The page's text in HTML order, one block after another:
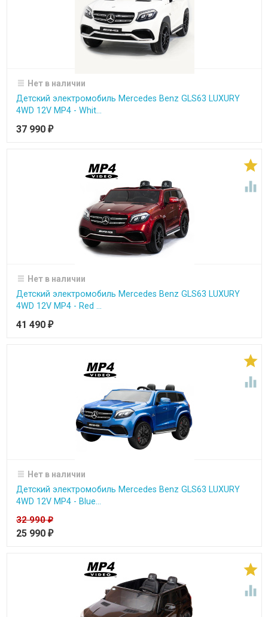
Нет в наличии
Детский электромобиль Mercedes Benz GLS63 LUXURY
4WD 12V MP4 - Whit...
37 990 ₽


Нет в наличии
Детский электромобиль Mercedes Benz GLS63 LUXURY
4WD 12V MP4 - Red ...
41 490 ₽


Нет в наличии
Детский электромобиль Mercedes Benz GLS63 LUXURY
4WD 12V MP4 - Blue...
32 990₽
25 990 ₽

